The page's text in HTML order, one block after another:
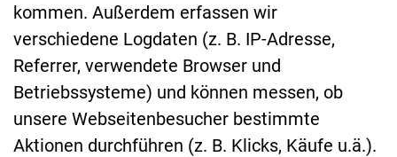
kommen. Außerdem erfassen wir
verschiedene Logdaten (z. B. IP-Adresse,
Referrer, verwendete Browser und
Betriebssysteme) und können messen, ob
unsere Webseitenbesucher bestimmte
Aktionen durchführen (z. B. Klicks, Käufe u.ä.).